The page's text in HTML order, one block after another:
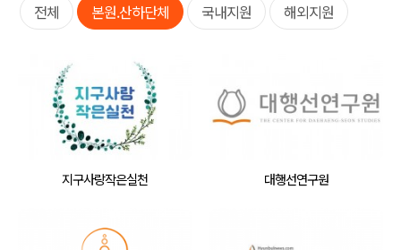
전체 본원.산하단체 국내지원 해외지원
지구사랑작은실천 대행선연구원